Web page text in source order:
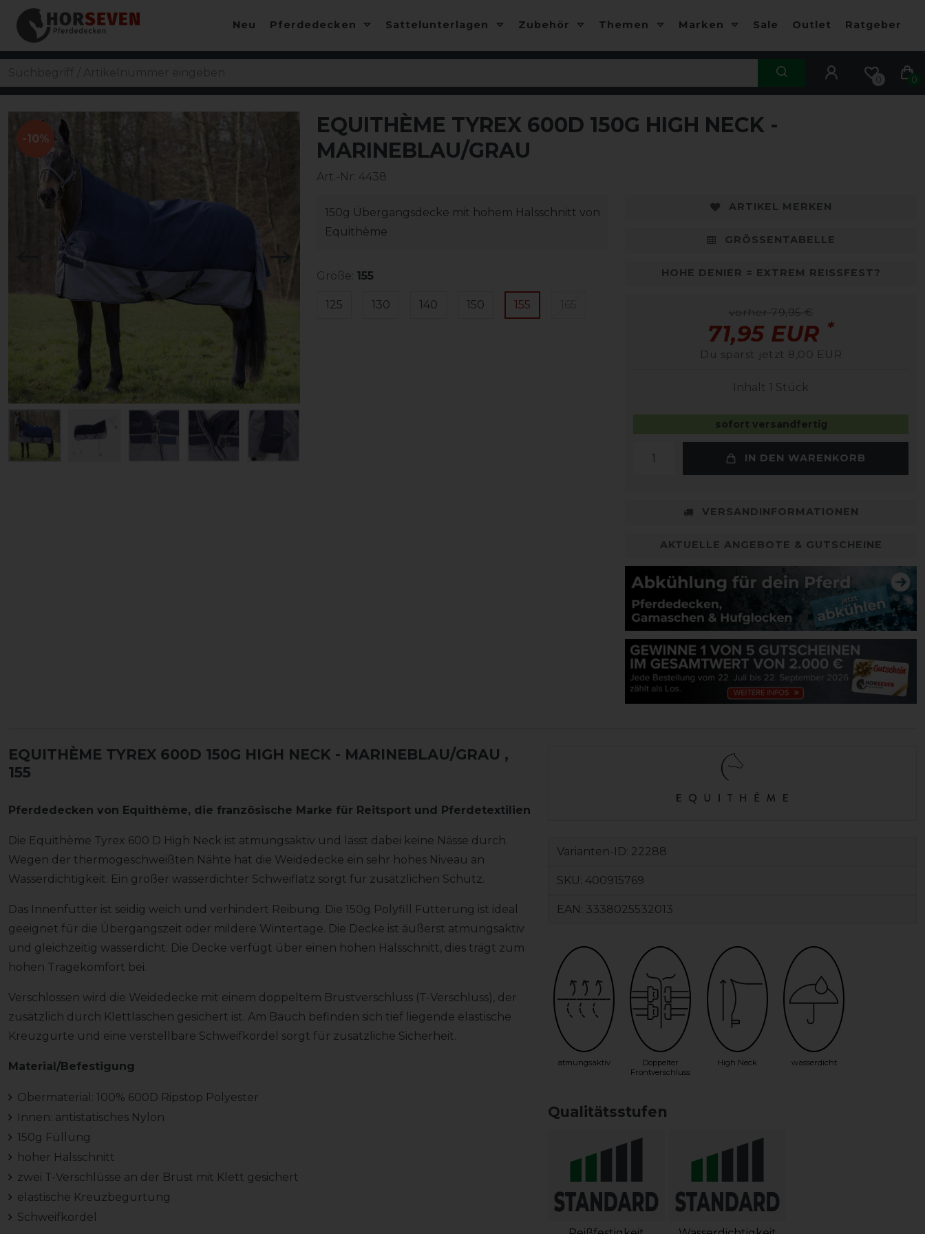
Neu Pferdedecken Sattelunterlagen Zubehör Themen Marken Sale Outlet Ratgeber
0 0
-10% -10%
EQUITHÈME TYREX 600D 150G HIGH NECK -
MARINEBLAU/GRAU
Art.-Nr: 4438
150g Übergangsdecke mit hohem Halsschnitt von
Equithème
Größe: 155
125 130 140 150 155
ARTIKEL MERKEN
GRÖSSENTABELLE
HOHE DENIER = EXTREM REISSFEST?
vorher 79,95 €
71,95 EUR *
Du sparst jetzt 8,00 EUR
Inhalt 1 Stück
sofort versandfertig
IN DEN WARENKORB
VERSANDINFORMATIONEN
AKTUELLE ANGEBOTE & GUTSCHEINE
EQUITHÈME TYREX 600D 150G HIGH NECK - MARINEBLAU/GRAU ,
155
Pferdedecken von Equithème, die französische Marke für Reitsport und Pferdetextilien
Die Equithème Tyrex 600 D High Neck ist atmungsaktiv und lässt dabei keine Nässe durch.
Wegen der thermogeschweißten Nähte hat die Weidedecke ein sehr hohes Niveau an
Wasserdichtigkeit. Ein großer wasserdichter Schweiflatz sorgt für zusätzlichen Schutz.
Das Innenfutter ist seidig weich und verhindert Reibung. Die 150g Polyfill Fütterung ist ideal
geeignet für die Übergangszeit oder mildere Wintertage. Die Decke ist äußerst atmungsaktiv
und gleichzeitig wasserdicht. Die Decke verfügt über einen hohen Halsschnitt, dies trägt zum
hohen Tragekomfort bei.
Verschlossen wird die Weidedecke mit einem doppeltem Brustverschluss (T-Verschluss), der
zusätzlich durch Klettlaschen gesichert ist. Am Bauch befinden sich tief liegende elastische
Kreuzgurte und eine verstellbare Schweifkordel sorgt für zusätzliche Sicherheit.
Material/Befestigung
Obermaterial: 100% 600D Ripstop Polyester
Innen: antistatisches Nylon
150g Füllung
hoher Halsschnitt
zwei T-Verschlüsse an der Brust mit Klett gesichert
elastische Kreuzbegurtung
Schweifkordel
Varianten-ID: 22288
SKU: 400915769
EAN: 3338025532013
atmungsaktiv
Doppelter
Frontverschluss
High Neck wasserdicht
Qualitätsstufen